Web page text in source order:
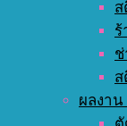
ร้
ช่
ส
ผลงาน